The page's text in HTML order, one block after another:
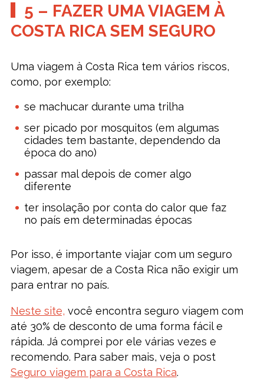
5 – FAZER UMA VIAGEM À
COSTA RICA SEM SEGURO
Uma viagem à Costa Rica tem vários riscos,
como, por exemplo:
se machucar durante uma trilha
ser picado por mosquitos (em algumas
cidades tem bastante, dependendo da
época do ano)
passar mal depois de comer algo
diferente
ter insolação por conta do calor que faz
no país em determinadas épocas
Por isso, é importante viajar com um seguro
viagem, apesar de a Costa Rica não exigir um
para entrar no país.
Neste site, você encontra seguro viagem com
até 30% de desconto de uma forma fácil e
rápida. Já comprei por ele várias vezes e
recomendo. Para saber mais, veja o post
Seguro viagem para a Costa Rica.